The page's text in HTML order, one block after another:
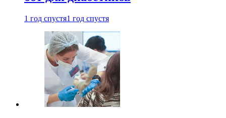
1 год спустя1 год спустя